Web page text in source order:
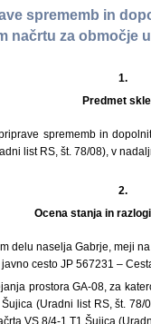
sprememb in
načrtu za območje
1.
Predmet
sprememb in
list RS, št. 78/08), v
2.
Ocena stanja in
delu naselja Gabrje, meji
cesto JP 567231 –
prostora GA-08, za
(Uradni list RS, št.
VS 8/4-1 T1 Šujica